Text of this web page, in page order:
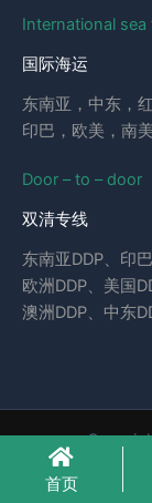
International sea
国际海运
东南亚，中东，
印巴，欧美，南
Door – to – door
双清专线
东南亚DDP、印
欧洲DDP、美国
澳洲DDP、中东
首页